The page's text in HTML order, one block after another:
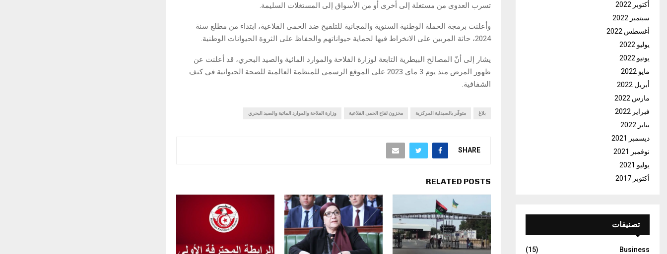
تسرب العدوى من مستغلة إلى أخرى أو من الأسواق إلى المستغلات السليمة.
وأعلنت برمجة الحملة الوطنية السنوية والمجانية للتلقيح ضد الحمى القلاعية، ابتداء من مطلع سنة
2024، حاثة المربين على الانخراط فيها لحماية حيواناتهم والحفاظ على الثروة الحيوانات الوطنية.
يشار إلى أنّ المصالح البيطرية التابعة لوزارة الفلاحة والموارد المائية والصيد البحري، قد أعلنت عن
ظهور المرض منذ يوم 3 ماي 2023 على الموقع الرسمي للمنظمة العالمية للصحة الحيوانية في كنف
الشفافية.
بلاغ متوفّر بالصيدلية المركزية مخزون لقاح الحمى القلاعية وزارة الفلاحة والموارد المائية والصيد البحري
SHARE
RELATED POSTS
أكتوبر 2022
سبتمبر 2022
أغسطس 2022
يوليو 2022
يونيو 2022
مايو 2022
أبريل 2022
مارس 2022
فبراير 2022
يناير 2022
ديسمبر 2021
نوفمبر 2021
يوليو 2021
أكتوبر 2017
تصنيفات
Business
(15)